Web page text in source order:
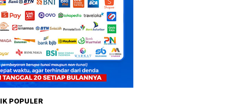
POPULER